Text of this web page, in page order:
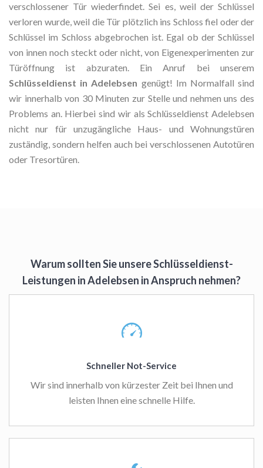
verschlossener Tür wiederfindet. Sei es, weil der Schlüssel
verloren wurde, weil die Tür plötzlich ins Schloss fiel oder der
Schlüssel im Schloss abgebrochen ist. Egal ob der Schlüssel
von innen noch steckt oder nicht, von Eigenexperimenten zur
Türöffnung ist abzuraten. Ein Anruf bei unserem
Schlüsseldienst in Adelebsen genügt! Im Normalfall sind
wir innerhalb von 30 Minuten zur Stelle und nehmen uns des
Problems an. Hierbei sind wir als Schlüsseldienst Adelebsen
nicht nur für unzugängliche Haus- und Wohnungstüren
zuständig, sondern helfen auch bei verschlossenen Autotüren
oder Tresortüren.
Warum sollten Sie unsere Schlüsseldienst-
Leistungen in Adelebsen in Anspruch nehmen?
Schneller Not-Service
Wir sind innerhalb von kürzester Zeit bei Ihnen und
leisten Ihnen eine schnelle Hilfe.